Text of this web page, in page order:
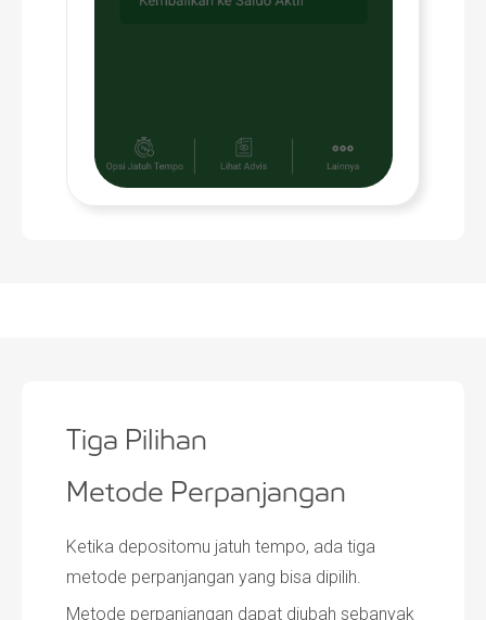
Tiga Pilihan
Metode Perpanjangan
Ketika depositomu jatuh tempo, ada tiga
metode perpanjangan yang bisa dipilih.
Metode perpanjangan dapat diubah sebanyak